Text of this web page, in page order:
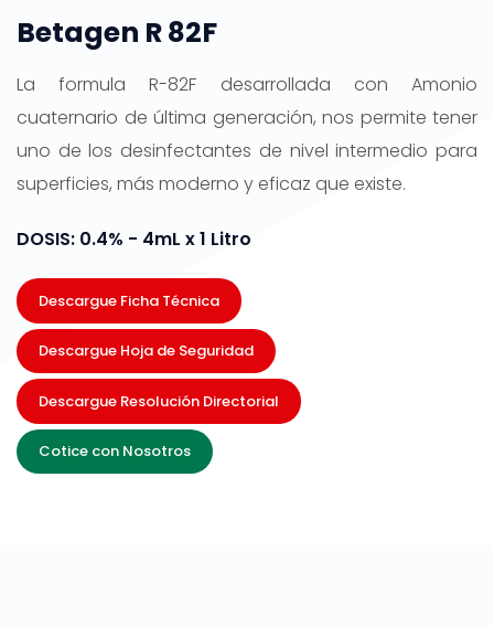
Betagen R 82F
La formula R-82F desarrollada con Amonio
cuaternario de última generación, nos permite tener
uno de los desinfectantes de nivel intermedio para
superficies, más moderno y eficaz que existe.
DOSIS: 0.4% - 4mL x 1 Litro
Descargue Ficha Técnica
Descargue Hoja de Seguridad
Descargue Resolución Directorial
Cotice con Nosotros